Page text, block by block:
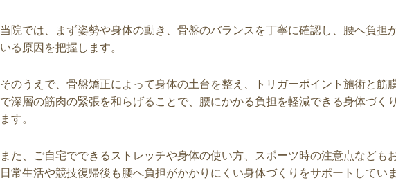
当院では、まず姿勢や身体の動き、骨盤のバランスを丁寧に確認し、腰へ負担
いる原因を把握します。
そのうえで、骨盤矯正によって身体の土台を整え、トリガーポイント施術と筋
で深層の筋肉の緊張を和らげることで、腰にかかる負担を軽減できる身体づく
ます。
また、ご自宅でできるストレッチや身体の使い方、スポーツ時の注意点なども
日常生活や競技復帰後も腰へ負担がかかりにくい身体づくりをサポートしていま